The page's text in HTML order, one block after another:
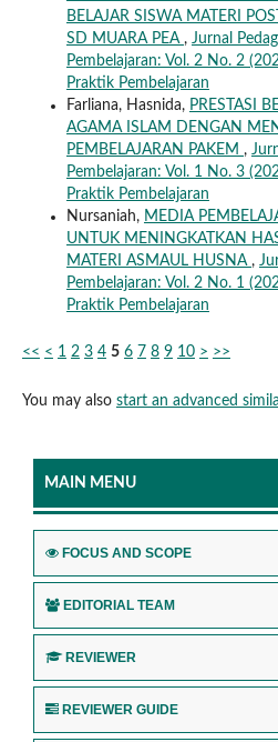
BELAJAR SISWA MATERI
SD MUARA PEA , Jurnal
Pembelajaran: Vol. 2 No. 2
Praktik Pembelajaran
Farliana, Hasnida, PRESTASI
AGAMA ISLAM DENGAN
PEMBELAJARAN PAKEM ,
Pembelajaran: Vol. 1 No. 3
Praktik Pembelajaran
Nursaniah, MEDIA
UNTUK MENINGKATKAN
MATERI ASMAUL HUSNA ,
Pembelajaran: Vol. 2 No. 1
Praktik Pembelajaran
<< < 1 2 3 4 5 6 7 8 9 10 > >>
You may also start an advanced
MAIN MENU
FOCUS AND SCOPE
EDITORIAL TEAM
REVIEWER
REVIEWER GUIDE